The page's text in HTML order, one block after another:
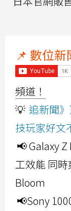
📌 數位新
頻道！
💡 追新聞
技玩家好文
📢 Galaxy
工效能 同
Bloom
📢Sony